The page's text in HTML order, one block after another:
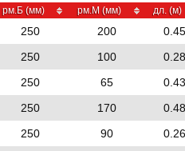
рм.Б (мм) рм.М (мм) дл. (м)
250 200
0.45
250 100
0.28
250 65
0.43
250 170
0.48
250 90
0.26